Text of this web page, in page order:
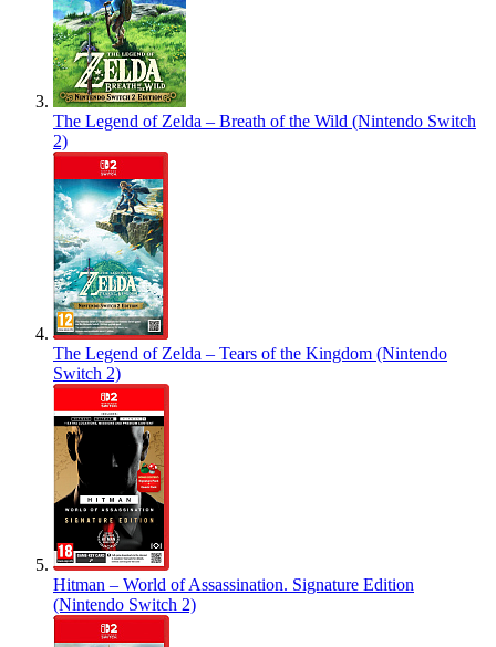
The Legend of Zelda – Breath of the Wild (Nintendo Switch
2)
The Legend of Zelda – Tears of the Kingdom (Nintendo
Switch 2)
Hitman – World of Assassination. Signature Edition
(Nintendo Switch 2)